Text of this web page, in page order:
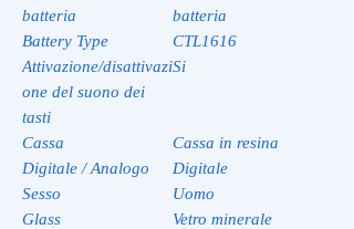
batteria
batteria
Battery Type
CTL1616
Attivazione/disattivazi
one del suono dei
tasti
Si
Cassa
Cassa in resina
Digitale / Analogo
Digitale
Sesso
Uomo
Glass
Vetro minerale